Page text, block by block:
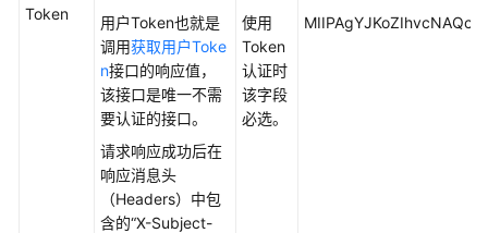
通
Token
用户Token也就是
调用获取用户Toke
n接口的响应值，
该接口是唯一不需
要认证的接口。
请求响应成功后在
响应消息头
（Headers）中包
含的“X-Subject-
使用
Token
认证时
该字段
必选。